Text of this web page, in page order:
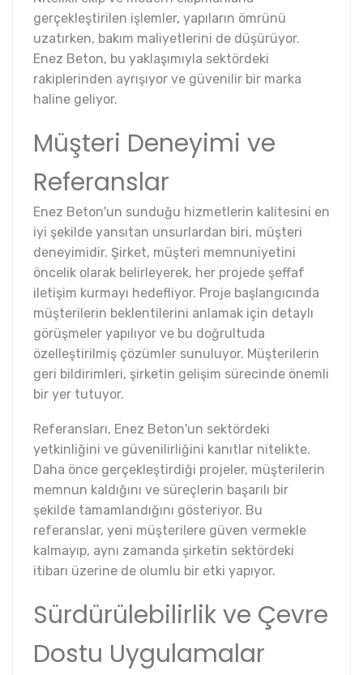
gerçekleştirilen işlemler, yapıların ömrünü
uzatırken, bakım maliyetlerini de düşürüyor.
Enez Beton, bu yaklaşımıyla sektördeki
rakiplerinden ayrışıyor ve güvenilir bir marka
haline geliyor.
Müşteri Deneyimi ve
Referanslar
Enez Beton'un sunduğu hizmetlerin kalitesini en
iyi şekilde yansıtan unsurlardan biri, müşteri
deneyimidir. Şirket, müşteri memnuniyetini
öncelik olarak belirleyerek, her projede şeffaf
iletişim kurmayı hedefliyor. Proje başlangıcında
müşterilerin beklentilerini anlamak için detaylı
görüşmeler yapılıyor ve bu doğrultuda
özelleştirilmiş çözümler sunuluyor. Müşterilerin
geri bildirimleri, şirketin gelişim sürecinde önemli
bir yer tutuyor.
Referansları, Enez Beton'un sektördeki
yetkinliğini ve güvenilirliğini kanıtlar nitelikte.
Daha önce gerçekleştirdiği projeler, müşterilerin
memnun kaldığını ve süreçlerin başarılı bir
şekilde tamamlandığını gösteriyor. Bu
referanslar, yeni müşterilere güven vermekle
kalmayıp, aynı zamanda şirketin sektördeki
itibarı üzerine de olumlu bir etki yapıyor.
Sürdürülebilirlik ve Çevre
Dostu Uygulamalar